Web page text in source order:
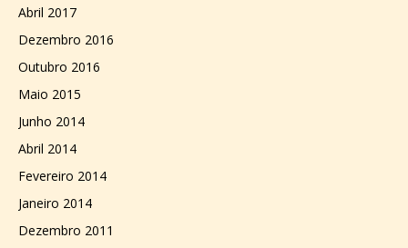
Abril 2017
Dezembro 2016
Outubro 2016
Maio 2015
Junho 2014
Abril 2014
Fevereiro 2014
Janeiro 2014
Dezembro 2011